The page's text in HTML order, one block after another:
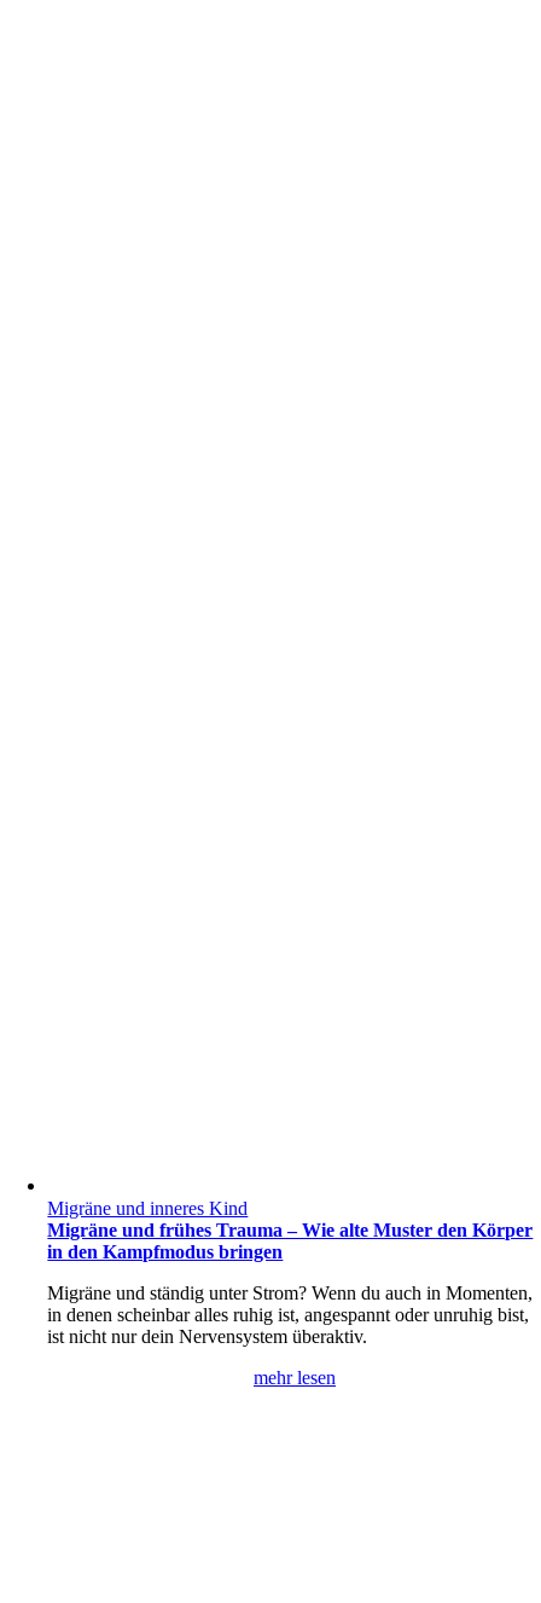
Migräne und inneres Kind
Migräne und frühes Trauma – Wie alte Muster den Körper
in den Kampfmodus bringen
Migräne und ständig unter Strom? Wenn du auch in Momenten,
in denen scheinbar alles ruhig ist, angespannt oder unruhig bist,
ist nicht nur dein Nervensystem überaktiv.
mehr lesen